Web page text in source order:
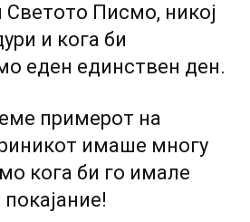
Писмо, никој
и кога би
еден единствен ден.
примерот на
имаше многу
кога би го имале